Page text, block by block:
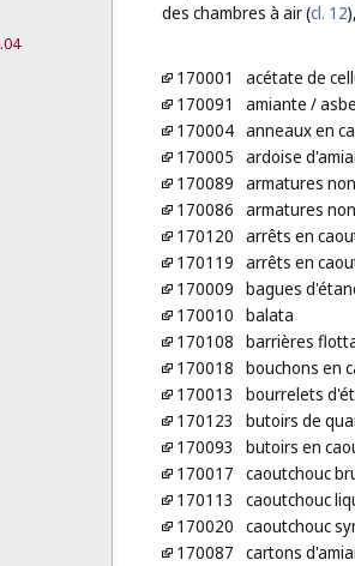
des chambres à air (cl. 12
170001
acétate de
170091
amiante /
170004 anneaux en
170005 ardoise
170089 armatures
170086 armatures
170120 arrêts en
170119 arrêts en
170009 bagues
170010 balata
170108 barrières
170018 bouchons en
170013
bourrelets
170123
butoirs de
170093
butoirs en
170017 caoutchouc
170113
caoutchouc
170020 caoutchouc
170087 cartons